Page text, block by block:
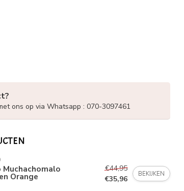
ons op via Whatsapp : 070-3097461
Muchachomalo
Orange
€44,95
€35,96
BEKIJKEN